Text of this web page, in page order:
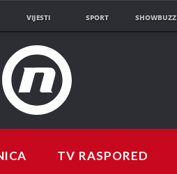
VIJESTI SPORT SHOWBUZZ
TV RASPORED